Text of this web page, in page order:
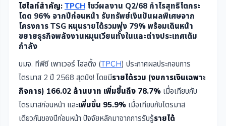
ไฮไลท์สำคัญ: TPCH โชว์ผลงาน Q2/68 กำไรสุทธิโตกระ
โดด 96% จากปีก่อนหน้า รับทรัพย์เงินปันผลพิเศษจาก
โครงการ TSG หนุนรายได้รวมพุ่ง 79% พร้อมเดินหน้า
ขยายธุรกิจพลังงานหมุนเวียนทั้งในและต่างประเทศเต็ม
กำลัง
บมจ. ทีพีซี เพาเวอร์ โฮลดิ้ง (TPCH) ประกาศผลประกอบการ
ไตรมาส 2 ปี 2568 สุดปัง! โดยมีรายได้รวม (งบการเงินเฉพาะ
กิจการ) 166.02 ล้านบาท เพิ่มขึ้นถึง 78.7% เมื่อเทียบกับ
ไตรมาสก่อนหน้า และเพิ่มขึ้น 95.9% เมื่อเทียบกับไตรมาส
เดียวกันของปีก่อนหน้า ปัจจัยหลักมาจากการรับรู้รายได้